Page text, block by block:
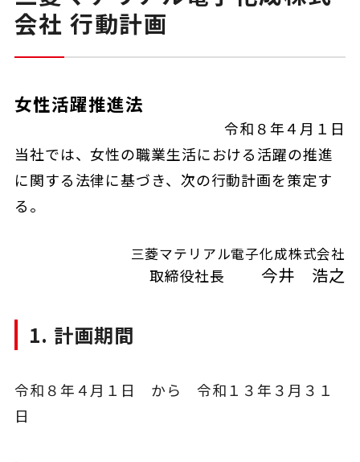
会社 行動計画
女性活躍推進法
令和８年４月１日
当社では、女性の職業生活における活躍の推進
に関する法律に基づき、次の行動計画を策定す
る。
三菱マテリアル電子化成株式会社
取締役社長 今井 浩之
1. 計画期間
令和８年４月１日 から 令和１３年３月３１
日